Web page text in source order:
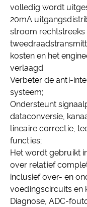
volledig wordt
20mA
stroom
kosten en het
verlaagd
Verbeter de anti-
systeem;
Ondersteunt
dataconversie,
lineaire correctie,
functies;
Het wordt gebruikt
over relatief
inclusief over- en
voedingscircuits en
Diagnose, ADC-